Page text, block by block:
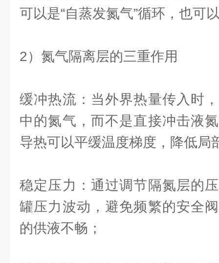
可以是“自蒸发氮气”循环，也可
2）氮气隔离层的三重作用
缓冲热流：当外界热量传入时
中的氮气，而不是直接冲击液
导热可以平缓温度梯度，降低局
稳定压力：通过调节隔氮层的
罐压力波动，避免频繁的安全
的供液不畅；